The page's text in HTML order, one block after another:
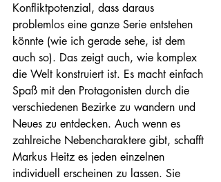
Konfliktpotenzial, dass daraus
problemlos eine ganze Serie entstehen
könnte (wie ich gerade sehe, ist dem
auch so). Das zeigt auch, wie komplex
die Welt konstruiert ist. Es macht einfach
Spaß mit den Protagonisten durch die
verschiedenen Bezirke zu wandern und
Neues zu entdecken. Auch wenn es
zahlreiche Nebencharaktere gibt, schafft
Markus Heitz es jeden einzelnen
individuell erscheinen zu lassen. Sie